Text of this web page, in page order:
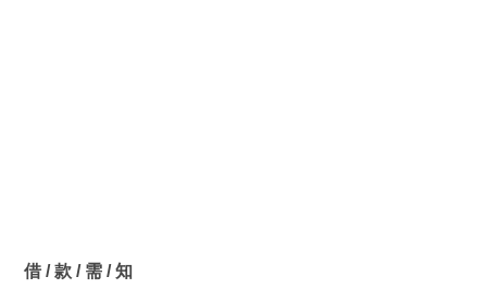
借 / 款 / 需 / 知